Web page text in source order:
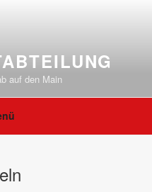
auf den Main